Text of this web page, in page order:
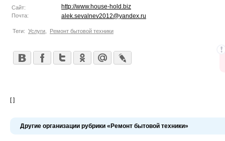
Сайт: http://www.house-hold.biz
Почта: alek.sevalnev2012@yandex.ru
Теги: Услуги Ремонт бытовой техники
[ ]
Другие организации рубрики «Ремонт бытовой техники»